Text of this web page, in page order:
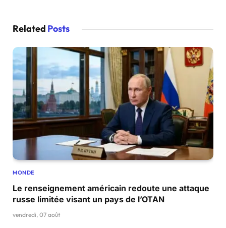
Related Posts
MONDE
Le renseignement américain redoute une attaque
russe limitée visant un pays de l’OTAN
vendredi, 07 août